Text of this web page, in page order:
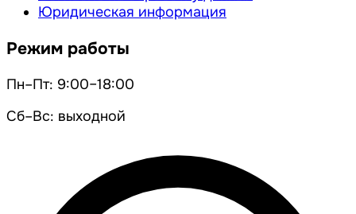
Юридическая информация
Режим работы
Пн–Пт: 9:00–18:00
Сб–Вс: выходной